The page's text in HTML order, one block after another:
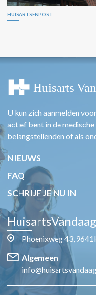
HUISARTSENPOST
U kun zich aanmelden
actief bent in de
belangstellenden of als
NIEUWS
FAQ
SCHRIJF JE NU IN
HuisartsVandaag
Phoenixweg 43,
Algemeen